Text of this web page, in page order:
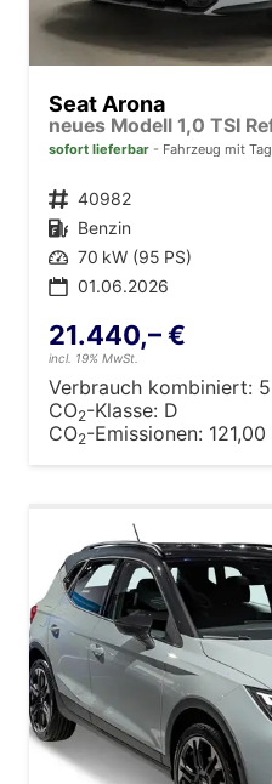
Seat Arona
neues Modell 1,0 TSI
sofort lieferbar Fahrzeug mit
Fahrzeugnr. 40982
Kraftstoff Benzin
Leistung 70 kW (95 PS)
01.06.2026
21.440,– €
incl. 19% MwSt.
Verbrauch kombiniert:
CO2-Klasse: D
CO2-Emissionen: